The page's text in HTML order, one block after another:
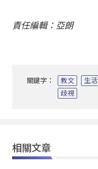
責任編輯：亞朗
關鍵字： 教文 生活
歧視
相關文章